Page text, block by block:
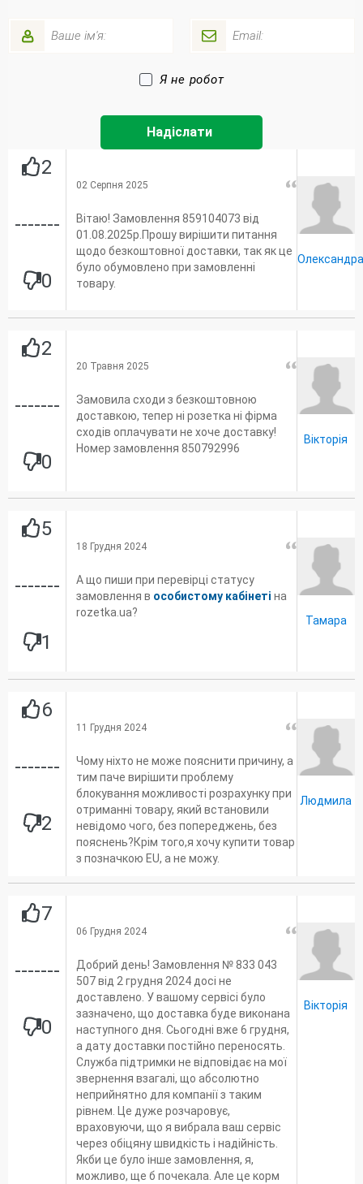
Я не робот
2
-------
0
02 Серпня 2025
Вітаю! Замовлення 859104073 від
01.08.2025р.Прошу вирішити питання
щодо безкоштовної доставки, так як це
було обумовлено при замовленні
товару.
Олександра
2
-------
0
20 Травня 2025
Замовила сходи з безкоштовною
доставкою, тепер ні розетка ні фірма
сходів оплачувати не хоче доставку!
Номер замовлення 850792996
Вікторія
5
-------
1
18 Грудня 2024
А що пиши при перевірці статусу
замовлення в особистому кабінеті на
rozetka.ua?
Тамара
6
-------
2
11 Грудня 2024
Чому ніхто не може пояснити причину, а
тим паче вирішити проблему
блокування можливості розрахунку при
отриманні товару, який встановили
невідомо чого, без попереджень, без
пояснень?Крім того,я хочу купити товар
з позначкою EU, а не можу.
Людмила
7
-------
0
06 Грудня 2024
Добрий день! Замовлення № 833 043
507 від 2 грудня 2024 досі не
доставлено. У вашому сервісі було
зазначено, що доставка буде виконана
наступного дня. Сьогодні вже 6 грудня,
а дату доставки постійно переносять.
Служба підтримки не відповідає на мої
звернення взагалі, що абсолютно
неприйнятно для компанії з таким
рівнем. Це дуже розчаровує,
враховуючи, що я вибрала ваш сервіс
через обіцяну швидкість і надійність.
Якби це було інше замовлення, я,
можливо, ще б почекала. Але це корм
Вікторія